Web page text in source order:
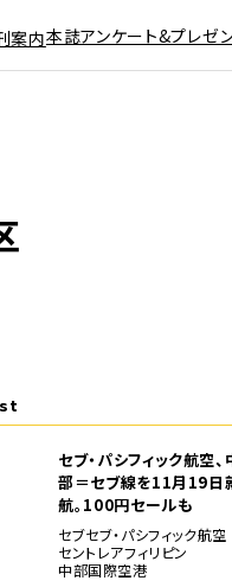
案内本誌アンケート&プレゼ
セブ・パシフィック航空、
部＝セブ線を11月19日
航。100円セールも
セブセブ・パシフィック航空
セントレアフィリピン
中部国際空港